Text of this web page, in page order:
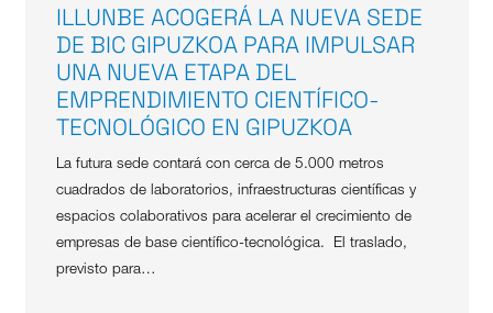
ILLUNBE ACOGERÁ LA NUEVA SEDE
DE BIC GIPUZKOA PARA IMPULSAR
UNA NUEVA ETAPA DEL
EMPRENDIMIENTO CIENTÍFICO-
TECNOLÓGICO EN GIPUZKOA
La futura sede contará con cerca de 5.000 metros
cuadrados de laboratorios, infraestructuras científicas y
espacios colaborativos para acelerar el crecimiento de
empresas de base científico-tecnológica. El traslado,
previsto para…